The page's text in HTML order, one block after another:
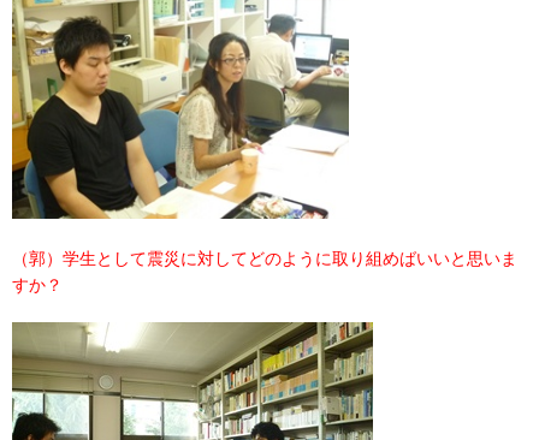
（郭）学生として震災に対してどのように取り組めばいいと思いま
すか？